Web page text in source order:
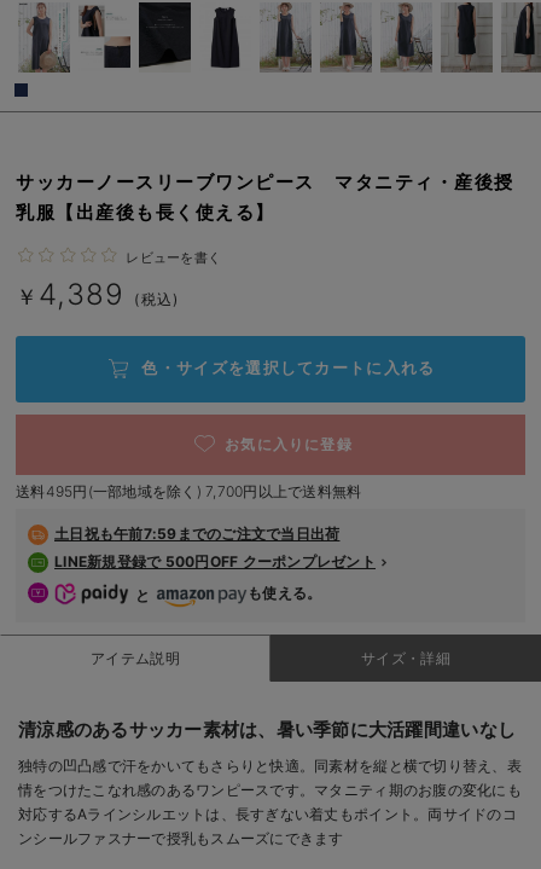
ハレの日に着るANGELIEBEのセレモニー
買って正解！高評価レビューアイテム
親子コーデ｜ママとベビーにおすすめ！
便利な育児家電
保育園・入園準備特集
デロンギ
入院準備の持ち物チェック
サッカーノースリーブワンピース マタニティ・産後授
乳服【出産後も長く使える】
レビューを書く
￥ 4,389 (税込)
色・サイズを選択して カートに入れる
お気に入りに登録
送料495円(一部地域を除く) 7,700円以上で送料無料
土日祝も午前7:59までのご注文で当日出荷
LINE新規登録で 500円OFF クーポンプレゼント
と
も使える。
アイテム説明 サイズ・詳細
清涼感のあるサッカー素材は、暑い季節に大活躍間違いなし
独特の凹凸感で汗をかいてもさらりと快適。同素材を縦と横で切り替え、表
情をつけたこなれ感のあるワンピースです。マタニティ期のお腹の変化にも
対応するAラインシルエットは、長すぎない着丈もポイント。両サイドのコ
ンシールファスナーで授乳もスムーズにできます